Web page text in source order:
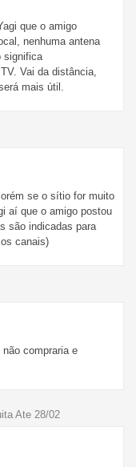
que o amigo
nenhuma antena
significa
Vai da distância,
mais útil.
se o sítio for muito
aí que o amigo postou
são indicadas para
canais)
compraria e
Ate 28/02